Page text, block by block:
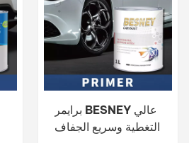
البرايمر للاستخدام
الاحترافي، ليوفر أساسًا
متينًا لأداء طلاء يدوم طويلًا.
برايمر BESNEY عالي
التغطية وسريع الجفاف